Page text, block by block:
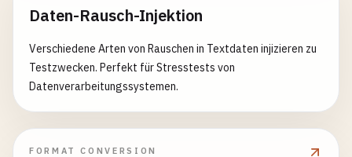
Daten-Rausch-Injektion
Verschiedene Arten von Rauschen in Textdaten injizieren zu
Testzwecken. Perfekt für Stresstests von
Datenverarbeitungssystemen.
FORMAT CONVERSION